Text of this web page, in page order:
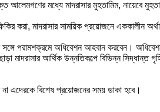
মধ্যে মাদরাসার মুহতামিম, নায়েবে
করা, মাদরাসার সাময়িক প্রয়োজনে এককালীন
পরামশক্রমে অধিবেশন আহবান করবেন।
মাদরাসার আর্থিক উন্নতিকল্পে বিভিন্ন সিদ্ধান্ত
এদেরকে বিশেষ প্রয়োজনের সময় ডাকা হবে।